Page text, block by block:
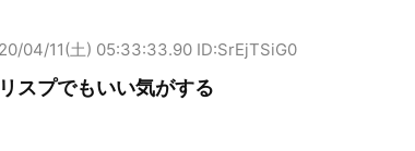
04/11(土) 05:33:33.90 ID:SrEjTSiG0
スプでもいい気がする